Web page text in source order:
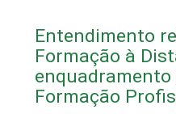
Entendimento
Formação à
Formação